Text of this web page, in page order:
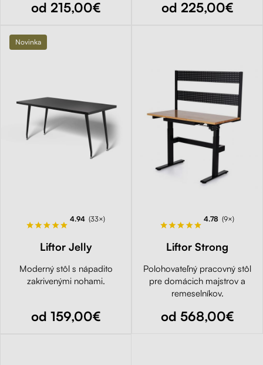
od 215,00€ od 225,00€
Novinka
4.94 (33×)
Liftor Jelly
Moderný stôl s nápadito
zakrivenými nohami.
od 159,00€
4.78 (9×)
Liftor Strong
Polohovateľný pracovný stôl
pre domácich majstrov a
remeselníkov.
od 568,00€